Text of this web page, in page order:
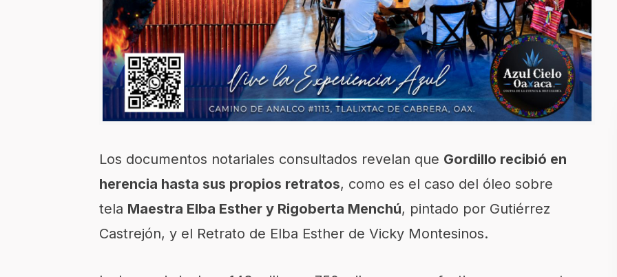
Los documentos notariales consultados revelan que Gordillo recibió en
herencia hasta sus propios retratos, como es el caso del óleo sobre
tela Maestra Elba Esther y Rigoberta Menchú, pintado por Gutiérrez
Castrejón, y el Retrato de Elba Esther de Vicky Montesinos.